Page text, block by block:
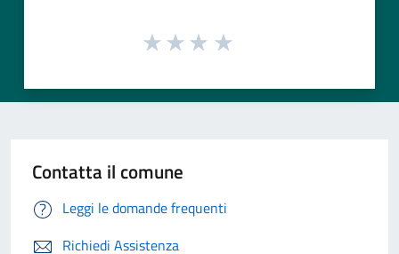
Contatta il comune
Leggi le domande frequenti
Richiedi Assistenza